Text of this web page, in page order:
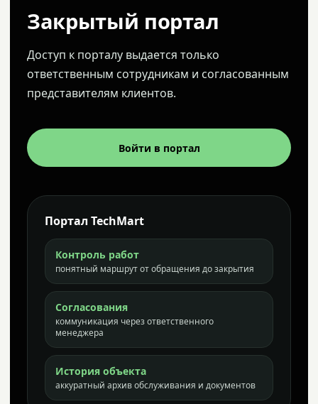
Закрытый портал
Доступ к порталу выдается только
ответственным сотрудникам и согласованным
представителям клиентов.
Войти в портал
Портал TechMart
Контроль работ
понятный маршрут от обращения до закрытия
Согласования
коммуникация через ответственного
менеджера
История объекта
аккуратный архив обслуживания и документов